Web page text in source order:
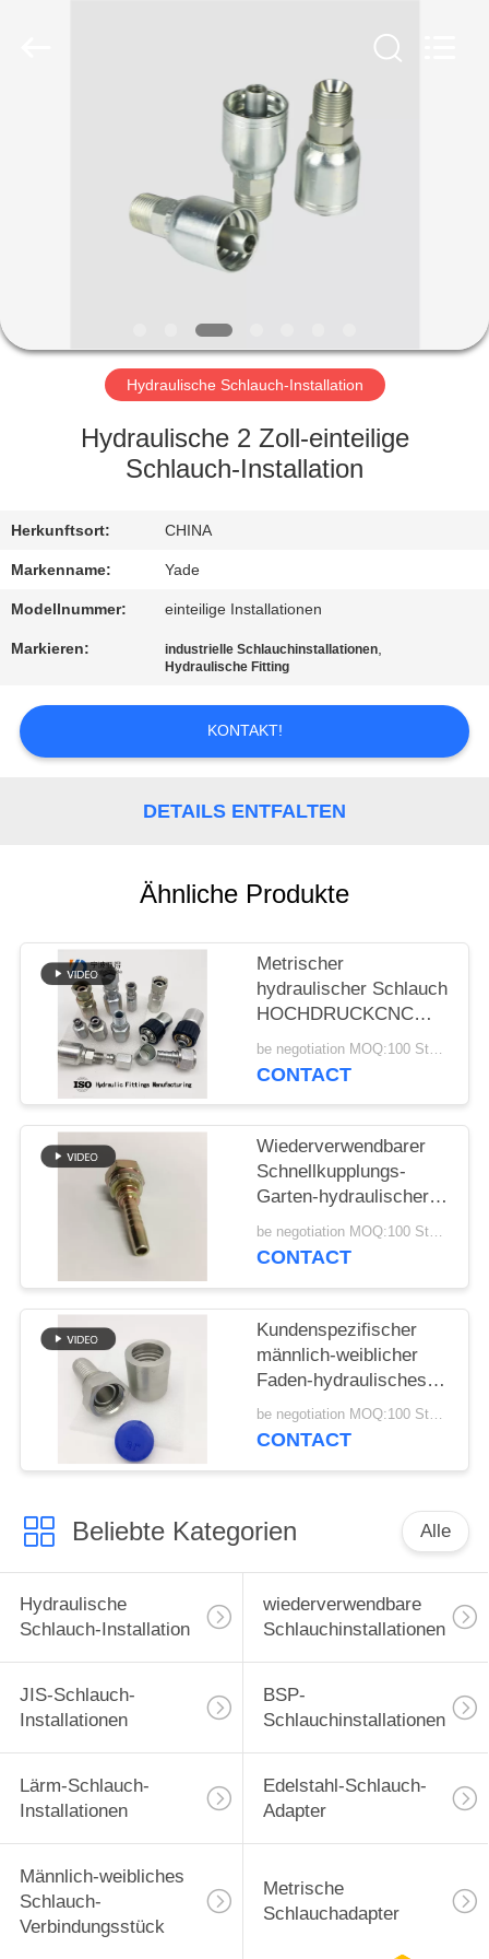
PRODUKTE
FABRIK-
AUSFLUG
QUALITÄTSKONTROLLE
TRETEN
SIE
MIT
UNS
VERBINDUNG
SITEMAP
PRIVACY
POLICY
Hydraulische Schlauch-Installation
Hydraulische 2 Zoll-einteilige
Schlauch-Installation
Herkunftsort: CHINA
Markenname: Yade
Modellnummer: einteilige Installationen
Markieren: industrielle Schlauchinstallationen,
Hydraulische Fitting
KONTAKT!
DETAILS ENTFALTEN
Ähnliche Produkte
Metrischer
hydraulischer Schlauch
HOCHDRUCKCNC
verzinkt
be negotiation MOQ:100 Stücke
CONTACT
Wiederverwendbarer
Schnellkupplungs-
Garten-hydraulischer
Schlauch-Installations-
Edelstahl
be negotiation MOQ:100 Stücke
CONTACT
Kundenspezifischer
männlich-weiblicher
Faden-hydraulisches
Schlauch-Installations-
heißes geschmiedet
be negotiation MOQ:100 Stücke
CONTACT
Beliebte Kategorien Alle
Hydraulische
Schlauch-Installation
wiederverwendbare
Schlauchinstallationen
JIS-Schlauch-
Installationen
BSP-
Schlauchinstallationen
Lärm-Schlauch-
Installationen
Edelstahl-Schlauch-
Adapter
Männlich-weibliches
Schlauch-
Verbindungsstück
Metrische
Schlauchadapter